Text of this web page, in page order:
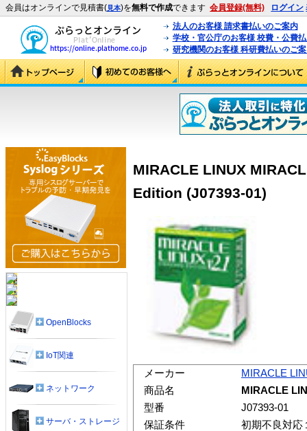
会員はオンラインで見積書(見本)を無料で作成できます 会員登録(無料) ログイン
法人のお客様 請求書払いのご案内
学校・官公庁のお客様 校費・公費
研究機関のお客様 科研費払いのご
MIRACLE LINUX
Edition (J07393-01)
メーカー
MIRACLE
商品名
MIRACLE
型番
J07393-01
保証条件
初期不良対応
OpenBlocks
IoT関連
ネットワーク
サーバ・ストレージ